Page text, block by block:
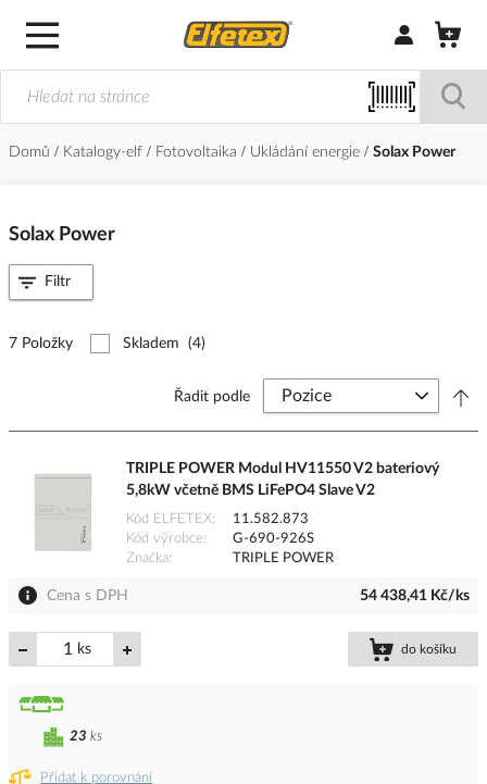
Přihlásit/
Domů Katalogy-elf Fotovoltaika Ukládání energie Solax Power
Solax Power
7 Položky Skladem (4)
Řadit podle
TRIPLE POWER Modul HV11550 V2 bateriový
5,8kW včetně BMS LiFePO4 Slave V2
Kód ELFETEX
11.582.873
Kód výrobce
G-690-926S
Značka
TRIPLE POWER
Cena s DPH 54 438,41 Kč/ks
ks do košíku
Přidat k porovnání
23 ks
Filtr